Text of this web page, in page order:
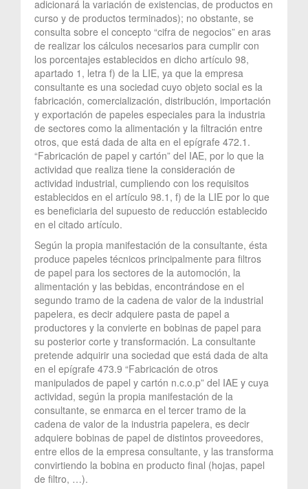
adicionará la variación de existencias, de productos en
curso y de productos terminados); no obstante, se
consulta sobre el concepto “cifra de negocios” en aras
de realizar los cálculos necesarios para cumplir con
los porcentajes establecidos en dicho artículo 98,
apartado 1, letra f) de la LIE, ya que la empresa
consultante es una sociedad cuyo objeto social es la
fabricación, comercialización, distribución, importación
y exportación de papeles especiales para la industria
de sectores como la alimentación y la filtración entre
otros, que está dada de alta en el epígrafe 472.1.
“Fabricación de papel y cartón” del IAE, por lo que la
actividad que realiza tiene la consideración de
actividad industrial, cumpliendo con los requisitos
establecidos en el artículo 98.1, f) de la LIE por lo que
es beneficiaria del supuesto de reducción establecido
en el citado artículo.
Según la propia manifestación de la consultante, ésta
produce papeles técnicos principalmente para filtros
de papel para los sectores de la automoción, la
alimentación y las bebidas, encontrándose en el
segundo tramo de la cadena de valor de la industrial
papelera, es decir adquiere pasta de papel a
productores y la convierte en bobinas de papel para
su posterior corte y transformación. La consultante
pretende adquirir una sociedad que está dada de alta
en el epígrafe 473.9 “Fabricación de otros
manipulados de papel y cartón n.c.o.p” del IAE y cuya
actividad, según la propia manifestación de la
consultante, se enmarca en el tercer tramo de la
cadena de valor de la industria papelera, es decir
adquiere bobinas de papel de distintos proveedores,
entre ellos de la empresa consultante, y las transforma
convirtiendo la bobina en producto final (hojas, papel
de filtro, …).